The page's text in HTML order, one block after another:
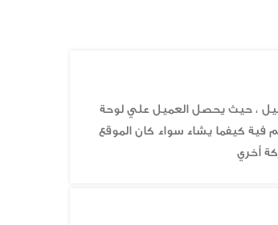
، حيث يحصل العميل علي لوحة
كيفما يشاء سواء كان الموقع
أخري